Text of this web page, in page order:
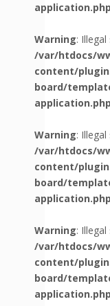
application.php
Warning:
/var/htdocs/
content/
board/
application.php
Warning:
/var/htdocs/
content/
board/
application.php
Warning:
/var/htdocs/
content/
board/
application.php